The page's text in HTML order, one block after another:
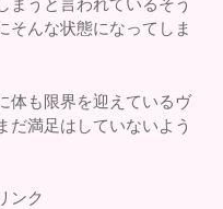
まうと言われているそう
そんな状態になってしま
体も限界を迎えているヴ
だ満足はしていないよう
ンク